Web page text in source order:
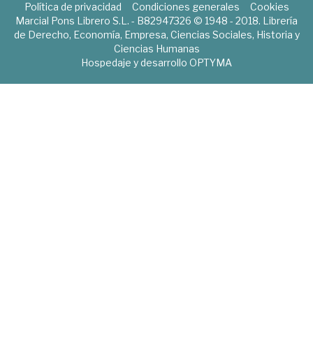
Política de privacidad Condiciones generales
Cookies
Marcial Pons Librero S.L. - B82947326 © 1948 - 2018. Librería
de Derecho, Economía, Empresa, Ciencias Sociales, Historia y
Ciencias Humanas
Hospedaje y desarrollo OPTYMA